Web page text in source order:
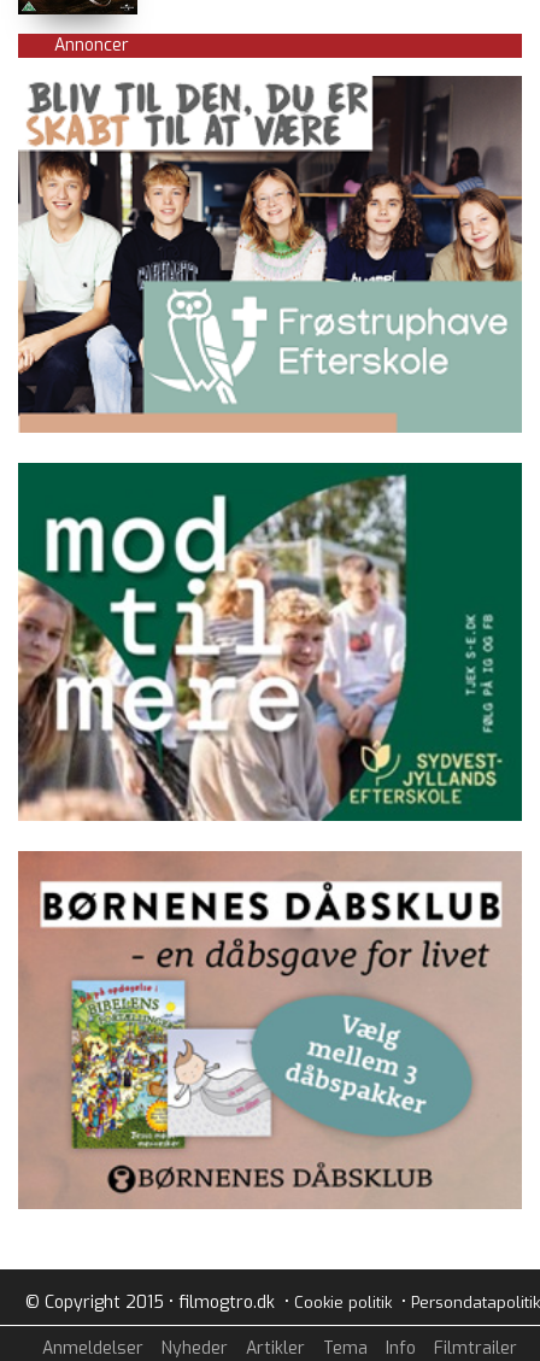
Annoncer
© Copyright 2015 • filmogtro.dk • Cookie politik• Persondatapolitik
Anmeldelser Nyheder Artikler Tema Info Filmtrailer